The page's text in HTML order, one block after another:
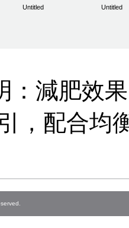
Untitled Untitled
：減肥效
，配合均